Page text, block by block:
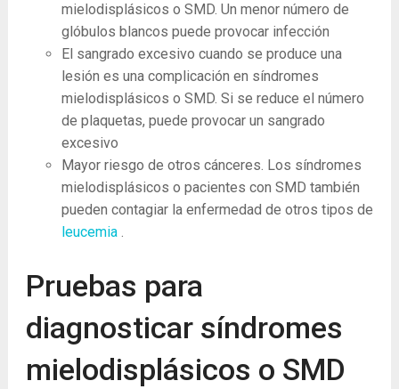
mielodisplásicos o SMD. Un menor número de
glóbulos blancos puede provocar infección
El sangrado excesivo cuando se produce una
lesión es una complicación en síndromes
mielodisplásicos o SMD. Si se reduce el número
de plaquetas, puede provocar un sangrado
excesivo
Mayor riesgo de otros cánceres. Los síndromes
mielodisplásicos o pacientes con SMD también
pueden contagiar la enfermedad de otros tipos de
leucemia .
Pruebas para
diagnosticar síndromes
mielodisplásicos o SMD